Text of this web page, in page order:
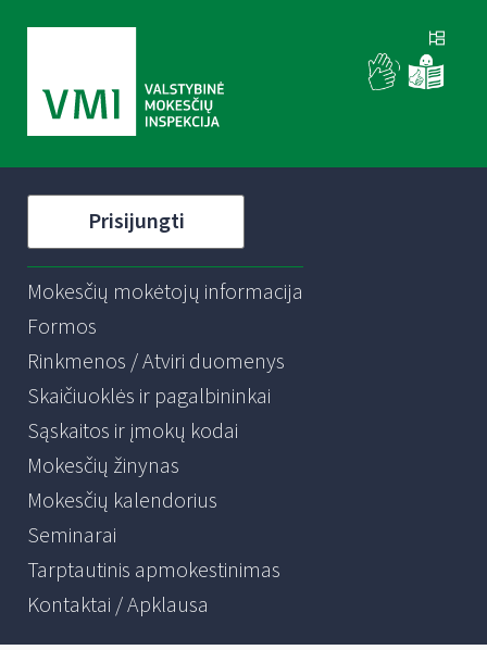
Prisijungti
Mokesčių mokėtojų informacija
Formos
Rinkmenos / Atviri duomenys
Skaičiuoklės ir pagalbininkai
Sąskaitos ir įmokų kodai
Mokesčių žinynas
Mokesčių kalendorius
Seminarai
Tarptautinis apmokestinimas
Kontaktai / Apklausa